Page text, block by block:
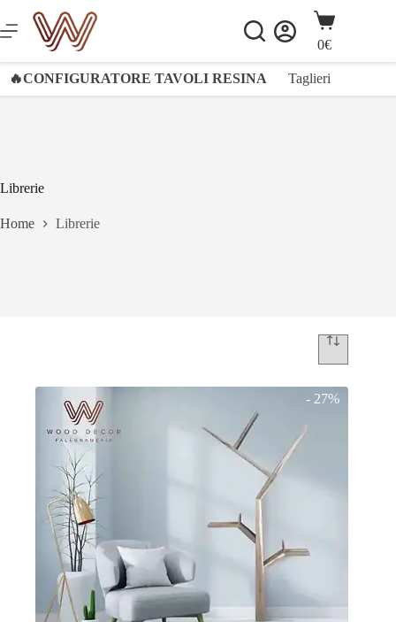
al
contenuto
Carrello
0€
🔥CONFIGURATORE TAVOLI RESINA Taglieri
Librerie
Home Librerie
- 27%